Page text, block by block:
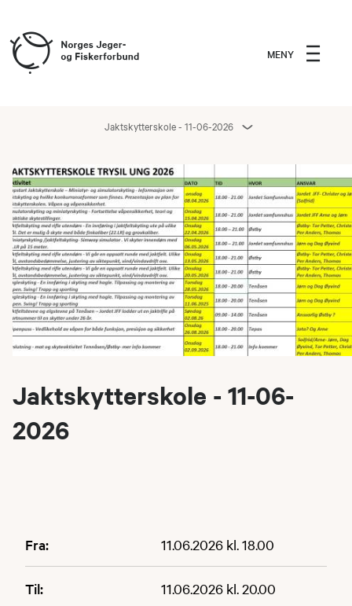
MENY
Jaktskytterskole - 11-06-2026
Jaktskytterskole - 11-06-
2026
Fra: 11.06.2026 kl. 18.00
Til: 11.06.2026 kl. 20.00